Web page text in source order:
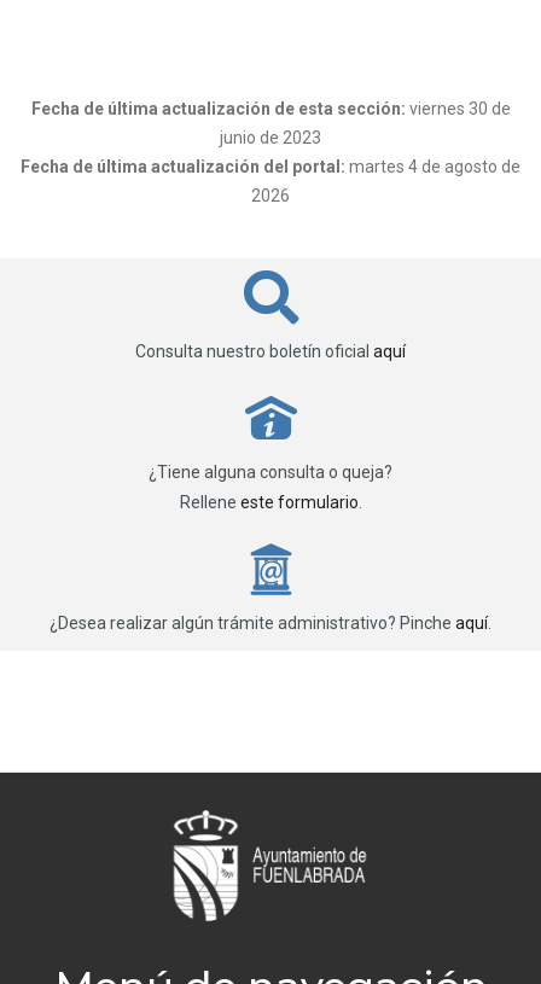
Fecha de última actualización de esta sección: viernes 30 de
junio de 2023
Fecha de última actualización del portal: martes 4 de agosto de
2026
Consulta nuestro boletín oficial aquí
P
¿Tiene alguna consulta o queja?
Rellene este formulario
_
¿Desea realizar algún trámite administrativo? Pinche aquí.